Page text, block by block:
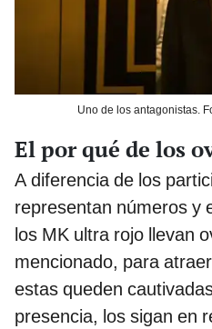
Uno de los antagonistas.
El por qué de los
A diferencia de los
representan números y
los MK ultra rojo llevan
mencionado, para
estas queden
presencia, los sigan en